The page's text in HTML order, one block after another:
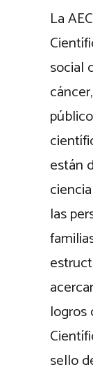
La
social
están
las
logros
sello